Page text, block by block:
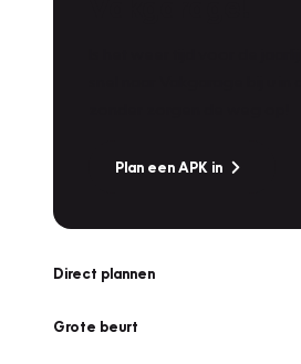
Plan een APK in
Direct plannen
Grote beurt